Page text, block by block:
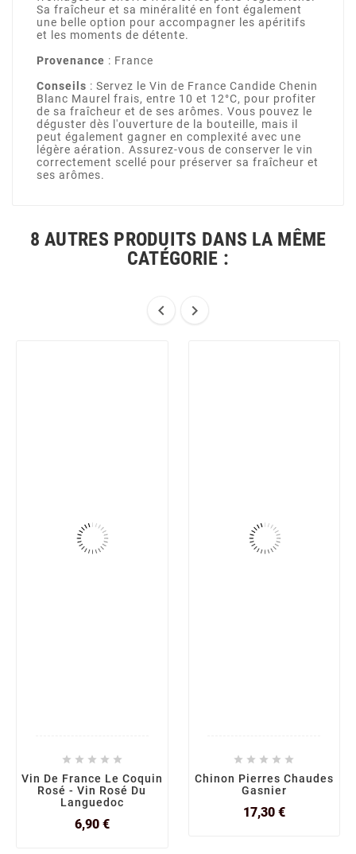
Sa fraîcheur et sa minéralité en font également
une belle option pour accompagner les apéritifs
et les moments de détente.
Provenance : France
Conseils : Servez le Vin de France Candide Chenin
Blanc Maurel frais, entre 10 et 12°C, pour profiter
de sa fraîcheur et de ses arômes. Vous pouvez le
déguster dès l'ouverture de la bouteille, mais il
peut également gagner en complexité avec une
légère aération. Assurez-vous de conserver le vin
correctement scellé pour préserver sa fraîcheur et
ses arômes.
8 AUTRES PRODUITS DANS LA MÊME
CATÉGORIE :
 
    
Vin De France Le Coquin
Rosé - Vin Rosé Du
Languedoc
6,90 €Prix
    
Chinon Pierres Chaudes
Gasnier
17,30 €Prix